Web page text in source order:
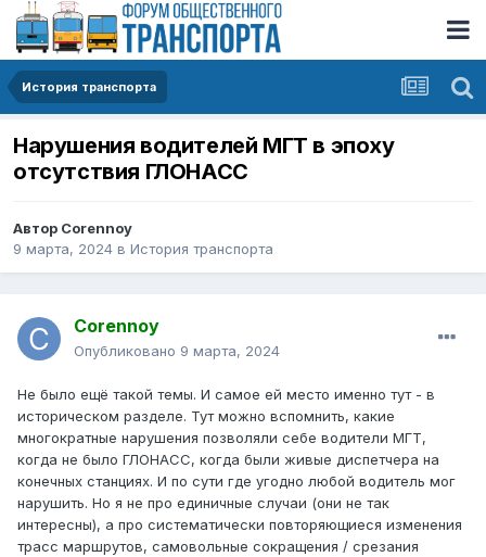
История транспорта
Нарушения водителей МГТ в эпоху
отсутствия ГЛОНАСС
Автор Corennoy
9 марта, 2024 в История транспорта
Corennoy
Опубликовано 9 марта, 2024
Не было ещё такой темы. И самое ей место именно тут - в
историческом разделе. Тут можно вспомнить, какие
многократные нарушения позволяли себе водители МГТ,
когда не было ГЛОНАСС, когда были живые диспетчера на
конечных станциях. И по сути где угодно любой водитель мог
нарушить. Но я не про единичные случаи (они не так
интересны), а про систематически повторяющиеся изменения
трасс маршрутов, самовольные сокращения / срезания